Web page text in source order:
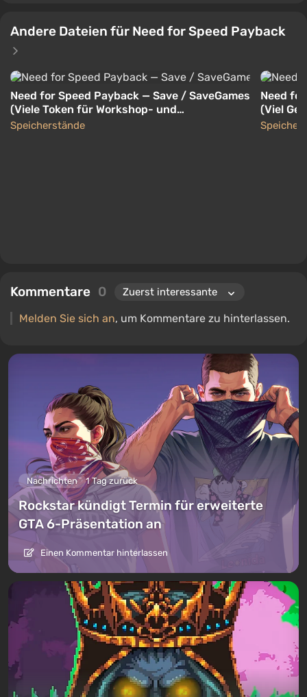
Andere Dateien für Need for Speed Payback
Need for Speed Payback — Save / SaveGames
(Viele Token für Workshop- und
Spielwährung)
Speicherstände
Need
(Viel
Kommentare 0
Melden Sie sich an, um Kommentare zu hinterlassen.
Nachrichten 1 Tag zurück
Rockstar kündigt Termin für erweiterte
GTA 6-Präsentation an
Einen Kommentar hinterlassen